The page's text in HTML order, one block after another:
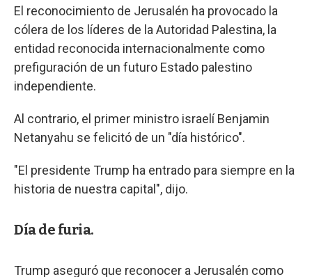
El reconocimiento de Jerusalén ha provocado la
cólera de los líderes de la Autoridad Palestina, la
entidad reconocida internacionalmente como
prefiguración de un futuro Estado palestino
independiente.
Al contrario, el primer ministro israelí Benjamin
Netanyahu se felicitó de un "día histórico".
"El presidente Trump ha entrado para siempre en la
historia de nuestra capital", dijo.
Día de furia.
Trump aseguró que reconocer a Jerusalén como